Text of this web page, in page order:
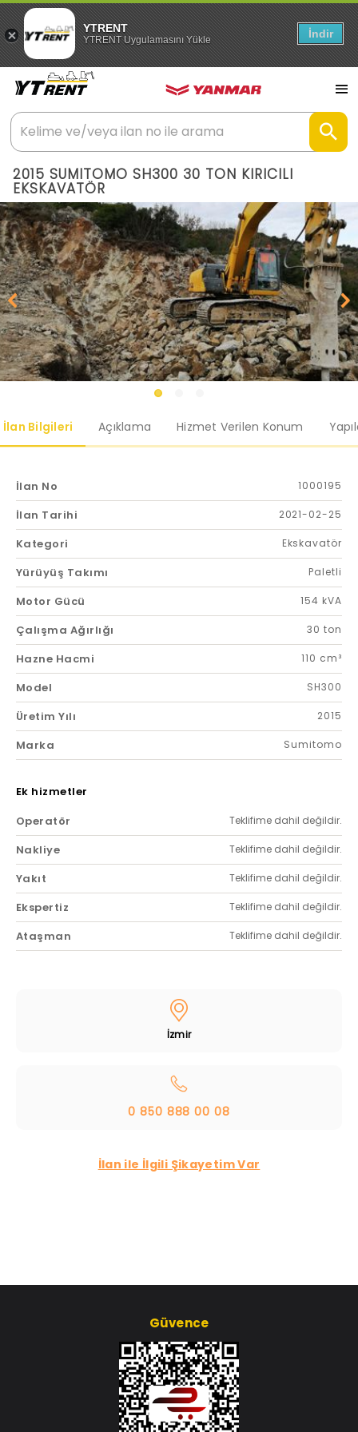
YTRENT
YTRENT Uygulamasını Yükle İndir
2015 SUMITOMO SH300 30 TON KIRICILI
EKSKAVATÖR
İlan Bilgileri Açıklama Hizmet Verilen Konum
İlan No 1000195
İlan Tarihi 2021-02-25
Kategori Ekskavatör
Yürüyüş Takımı Paletli
Motor Gücü 154 kVA
Çalışma Ağırlığı 30 ton
Hazne Hacmi 110 cm³
Model SH300
Üretim Yılı 2015
Marka Sumitomo
Ek hizmetler
Operatör
Teklifime dahil değildir.
Nakliye Teklifime dahil değildir.
Yakıt Teklifime dahil değildir.
Ekspertiz Teklifime dahil değildir.
Ataşman Teklifime dahil değildir.
İzmir
0 850 888 00 08
İlan ile İlgili Şikayetim Var
Güvence